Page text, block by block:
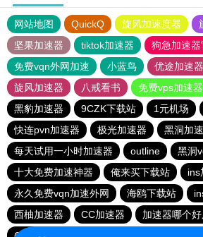
网站地图 QuickQ 旋风加速度器
坚果加速器
tiktok加速器
狗急加速器
免费vqn外网加速
小蓝鸟 优途加速
旋风加速器
八戒看书
免费vps加速
黑豹加速器
9CZK下载站 1元机场
快连pvn加速器
极光加速器
黑洞加
每天试用一小时加速器
outline
黑洞
十大免费加速神器
俺来买下载站 ins
永久免费vqn加速外网
海鸥下载站
西柚加速器
CC加速器 加速器哪个好